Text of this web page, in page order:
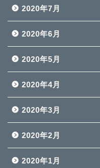
2020年7月
2020年6月
2020年5月
2020年4月
2020年3月
2020年2月
2020年1月